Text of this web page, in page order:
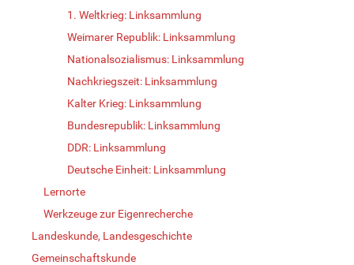
1. Weltkrieg: Linksammlung
Weimarer Republik: Linksammlung
Nationalsozialismus: Linksammlung
Nachkriegszeit: Linksammlung
Kalter Krieg: Linksammlung
Bundesrepublik: Linksammlung
DDR: Linksammlung
Deutsche Einheit: Linksammlung
Lernorte
Werkzeuge zur Eigenrecherche
Landeskunde, Landesgeschichte
Gemeinschaftskunde